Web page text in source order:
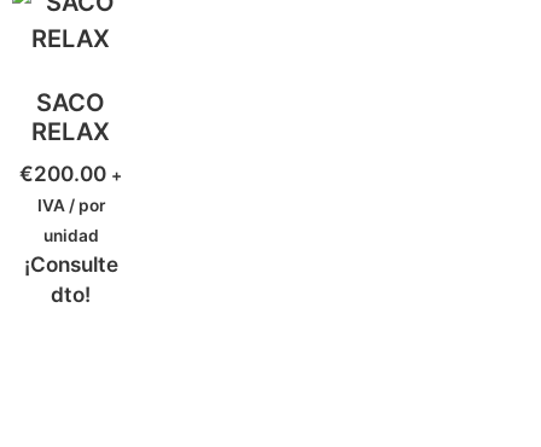
SACO
RELAX
€200.00 +
IVA / por
unidad
¡Consulte
dto!